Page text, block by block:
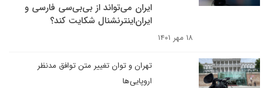
ایران می‌تواند از بی‌بی‌سی فارسی و
ایران‌اینترنشنال شکایت کند؟
۱۸ مهر ۱۴۰۱
تهران و توان تغییر متن توافق مدنظر
اروپایی‌ها